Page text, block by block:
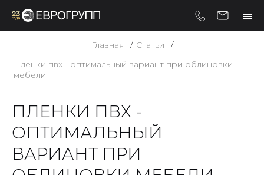
Главная
Статьи
Пленки пвх - оптимальный вариант при облицовки
мебели
ПЛЕНКИ ПВХ -
ОПТИМАЛЬНЫЙ
ВАРИАНТ ПРИ